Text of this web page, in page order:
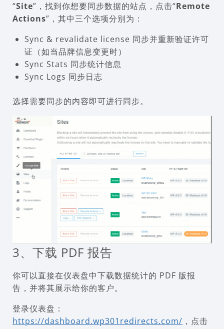
“Site”，找到你想要同步数据的站点，点击“Remote
Actions”，其中三个选项分别为：
Sync & revalidate license 同步并重新验证许可
证（如当品牌信息变更时）
Sync Stats 同步统计信息
Sync Logs 同步日志
选择需要同步的内容即可进行同步。
3、下载 PDF 报告
你可以直接在仪表盘中下载数据统计的 PDF 版报
告，并将其展示给你的客户。
登录仪表盘：
https://dashboard.wp301redirects.com/ ，点击